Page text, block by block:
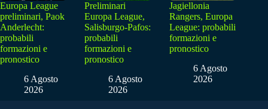
Europa League
preliminari, Paok
Anderlecht:
probabili
formazioni e
pronostico
6 Agosto
2026
Preliminari
Europa League,
Salisburgo-Pafos:
probabili
formazioni e
pronostico
6 Agosto
2026
Jagiellonia
Rangers, Europa
League: probabili
formazioni e
pronostico
6 Agosto
2026